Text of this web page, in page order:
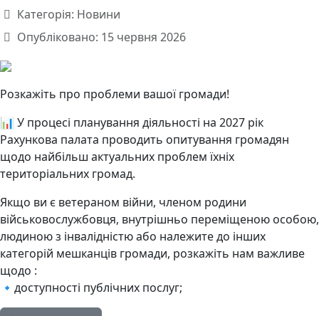
Категорія: Новини
Опубліковано: 15 червня 2026
Розкажіть про проблеми вашої громади!
📊 У процесі планування діяльності на 2027 рік
Рахункова палата проводить опитування громадян
щодо найбільш актуальних проблем їхніх
територіальних громад.
Якщо ви є ветераном війни, членом родини
військовослужбовця, внутрішньо переміщеною особою,
людиною з інвалідністю або належите до інших
категорій мешканців громади, розкажіть нам важливе
щодо :
🔹доступності публічних послуг;